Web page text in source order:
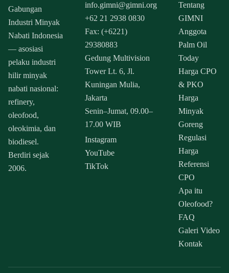
Gabungan
Industri Minyak
Nabati Indonesia
— asosiasi
pelaku industri
hilir minyak
nabati nasional:
refinery,
oleofood,
oleokimia, dan
biodiesel.
Berdiri sejak
2006.
info.gimni@gimni.org
+62 21 2938 0830
Fax: (+6221)
29380883
Gedung Multivision
Tower Lt. 6, Jl.
Kuningan Mulia,
Jakarta
Senin–Jumat, 09.00–
17.00 WIB
Instagram
YouTube
TikTok
Tentang
GIMNI
Anggota
Palm Oil
Today
Harga CPO
& PKO
Harga
Minyak
Goreng
Regulasi
Harga
Referensi
CPO
Apa itu
Oleofood?
FAQ
Galeri Video
Kontak